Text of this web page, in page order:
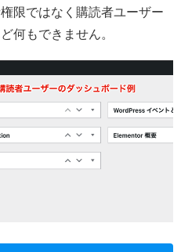
限ではなく購読者ユーザー
何もできません。